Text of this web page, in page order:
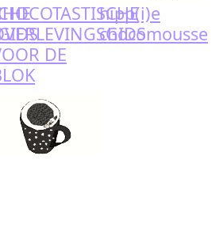
DE
hipp(i)e
chocomousse